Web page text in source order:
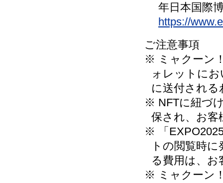
年日本国際
https://
ご注意事項
※ ミャクーン
ォレットに
に送付され
※ NFTに紐づ
保され、お客
※ 「
トの閲覧時
る費用は、お
※ ミャクーン